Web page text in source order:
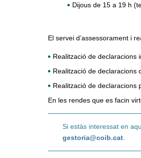
Dijous de 15 a 19 h
El servei d’assessorament i
Realització de declaracions
Realització de declaracions
Realització de declaracions
En les rendes que es facin
Si estàs interessat en
gestoria@coib.cat